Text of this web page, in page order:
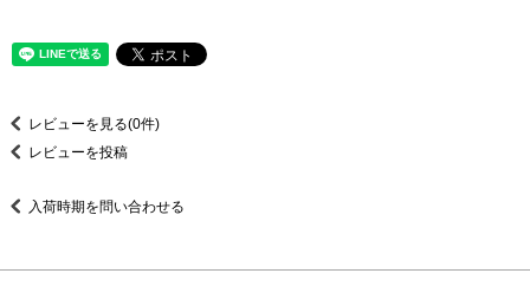
レビューを見る(0件)
レビューを投稿
入荷時期を問い合わせる